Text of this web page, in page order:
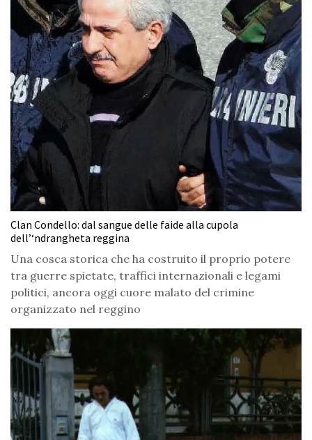
Clan Condello: dal sangue delle faide alla cupola
dell’‘ndrangheta reggina
Una cosca storica che ha costruito il proprio potere
tra guerre spietate, traffici internazionali e legami
politici, ancora oggi cuore malato del crimine
organizzato nel reggino